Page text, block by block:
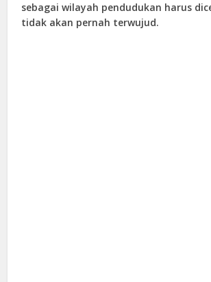
sebagai wilayah pendudukan harus
tidak akan pernah terwujud.